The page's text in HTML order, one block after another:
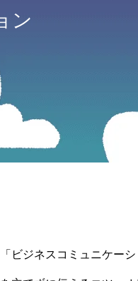
ン
ビジネスコミュニケーシ